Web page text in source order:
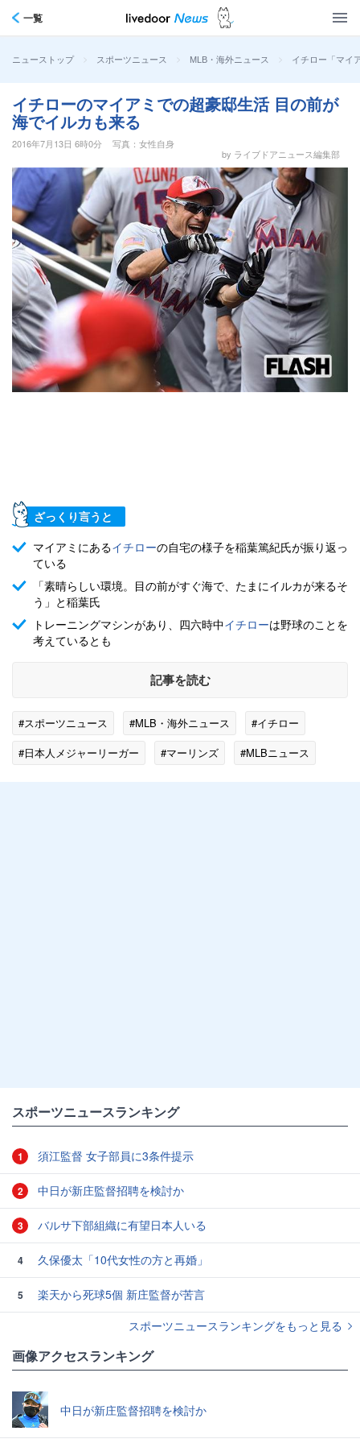
一覧
ニューストップ > スポーツニュース > MLB・海外ニュース > イチロー「マイ
イチローのマイアミでの超豪邸生活 目の前が
海でイルカも来る
2016年7月13日 6時0分
写真：女性自身
by ライブドアニュース編集部
ざっくり言うと
マイアミにあるイチローの自宅の様子を稲葉篤紀氏が振り返っ
ている
「素晴らしい環境。目の前がすぐ海で、たまにイルカが来るそ
う」と稲葉氏
トレーニングマシンがあり、四六時中イチローは野球のことを
考えているとも
記事を読む
#スポーツニュース #MLB・海外ニュース
#イチロー
#日本人メジャーリーガー
#マーリンズ #MLBニュース
スポーツニュースランキング
1 須江監督 女子部員に3条件提示
2 中日が新庄監督招聘を検討か
3 バルサ下部組織に有望日本人いる
4 久保優太「10代女性の方と再婚」
5
楽天から死球5個 新庄監督が苦言
スポーツニュースランキングをもっと見る
画像アクセスランキング
中日が新庄監督招聘を検討か